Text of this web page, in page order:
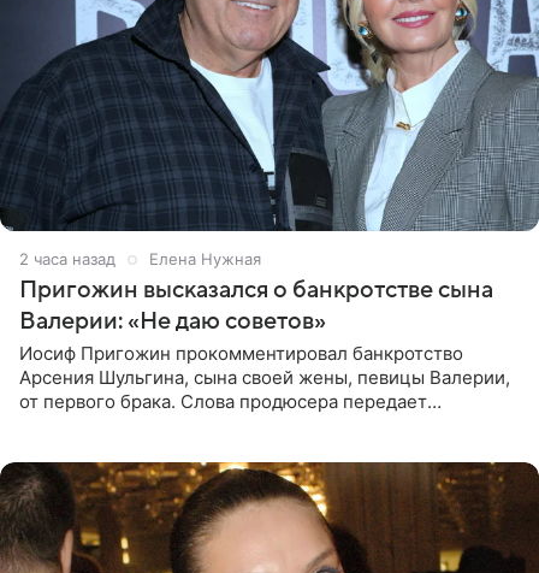
2 часа назад Елена Нужная
Пригожин высказался о банкротстве сына
Валерии: «Не даю советов»
Иосиф Пригожин прокомментировал банкротство
Арсения Шульгина, сына своей жены, певицы Валерии,
от первого брака. Слова продюсера передает